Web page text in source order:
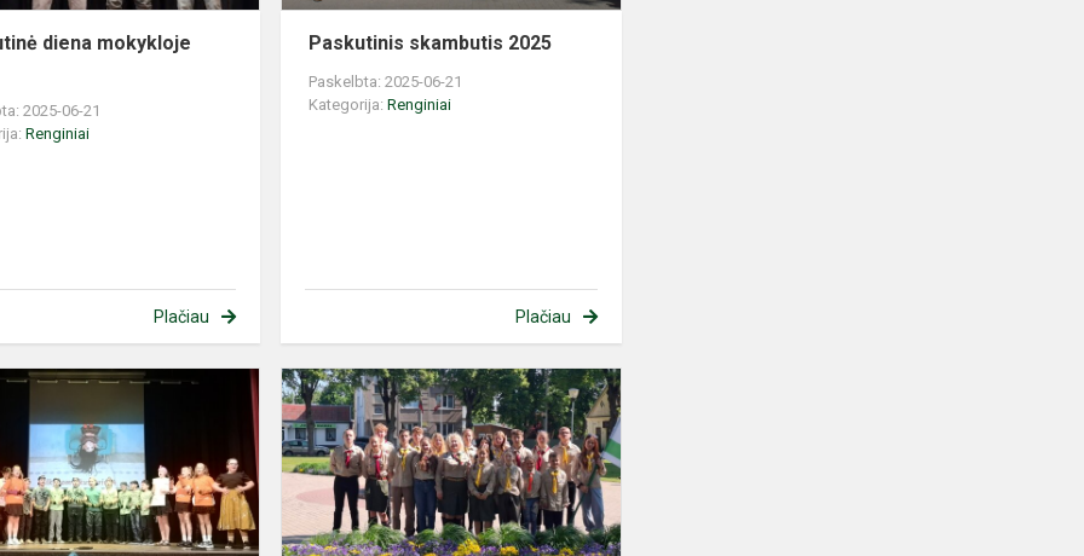
diena mokykloje
2025-06-21
Renginiai
Plačiau
Paskutinis skambutis 2025
Paskelbta: 2025-06-21
Kategorija:Renginiai
Plačiau
Mažieji
baigė
2024-
2025
mokslo
Atminties
neištremsi
2025